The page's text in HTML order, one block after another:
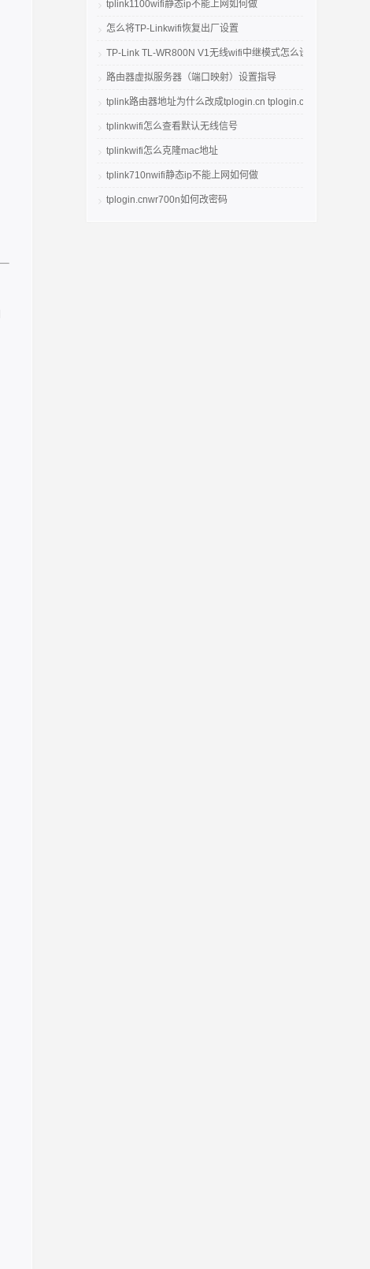
tplink1100wifi静态ip不能上网如何做
怎么将TP-Linkwifi恢复出厂设置
TP-Link TL-WR800N V1无线wifi中继模式怎么设置
路由器虚拟服务器（端口映射）设置指导
tplink路由器地址为什么改成tplogin.cn tplogin.cn官网
tplinkwifi怎么查看默认无线信号
tplinkwifi怎么克隆mac地址
tplink710nwifi静态ip不能上网如何做
tplogin.cnwr700n如何改密码